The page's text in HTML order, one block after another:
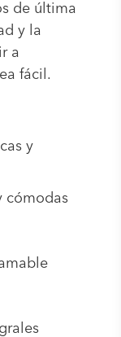
de última
y la
a
fácil.
y
cómodas